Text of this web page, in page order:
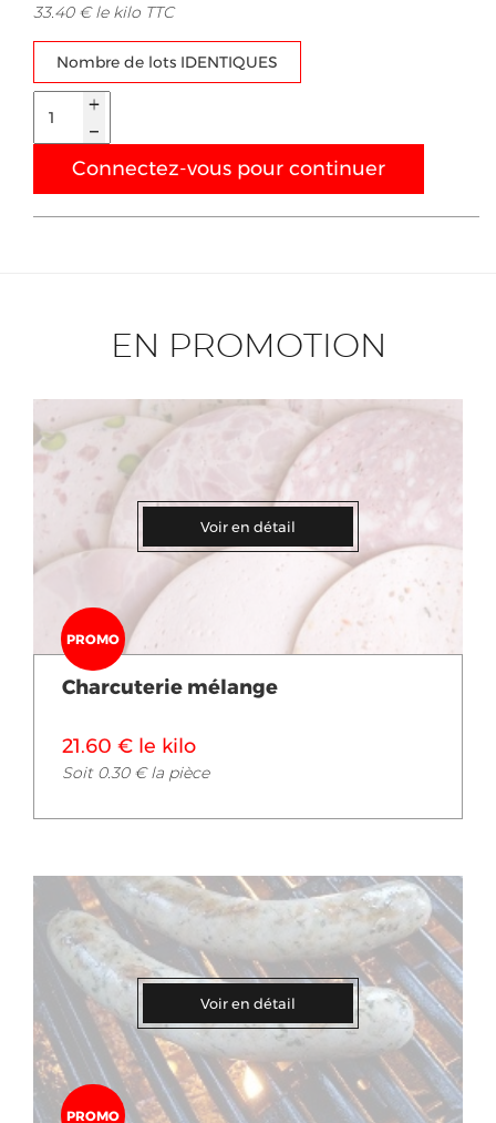
33.40 € le kilo TTC
Nombre de lots IDENTIQUES
Connectez-vous pour continuer
EN PROMOTION
Voir en détail
PROMO
Charcuterie mélange
21.60 € le kilo
Soit 0.30 € la pièce
Voir en détail
PROMO